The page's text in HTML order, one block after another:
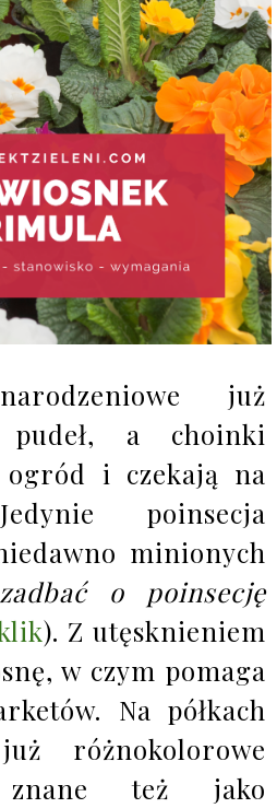
już
pudeł, a choinki
ogród i czekają na
poinsecja
minionych
o poinsecję
). Z utęsknieniem
w czym pomaga
Na półkach
różnokolorowe
też jako